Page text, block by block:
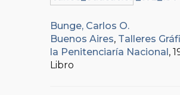
Bunge, Carlos O.
Buenos Aires, Talleres
la Penitenciaría Nacional ,
Libro